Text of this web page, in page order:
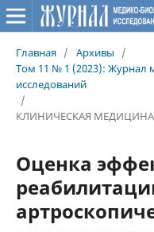
Главная / Архивы
/
Том 11 № 1 (2023): Журнал
исследований
/
КЛИНИЧЕСКАЯ МЕДИЦИНА
Оценка